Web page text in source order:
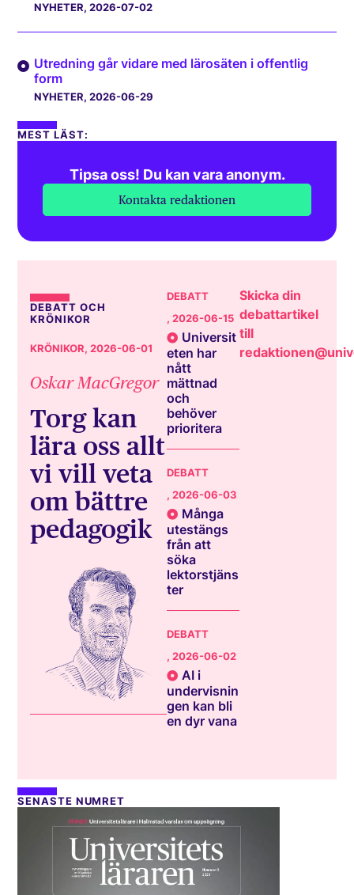
NYHETER, 2026-07-02
Utredning går vidare med lärosäten i offentlig
form
NYHETER, 2026-06-29
MEST LÄST:
Tipsa oss! Du kan vara anonym.
Kontakta redaktionen
DEBATT OCH
KRÖNIKOR
KRÖNIKOR, 2026-06-01
Oskar MacGregor
Torg kan
lära oss allt
vi vill veta
om bättre
pedagogik
DEBATT
, 2026-06-15
Universit
eten har
nått
mättnad
och
behöver
prioritera
DEBATT
, 2026-06-03
Många
utestängs
från att
söka
lektorstjäns
ter
DEBATT
, 2026-06-02
AI i
undervisnin
gen kan bli
en dyr vana
Skicka din
debattartikel
till
SENASTE NUMRET